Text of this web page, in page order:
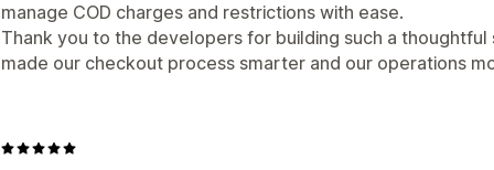
manage COD charges and restrictions with ease.
Thank you to the developers for building such a thoughtful
made our checkout process smarter and our operations